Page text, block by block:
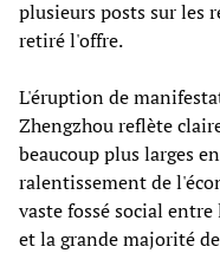
plusieurs posts sur les
retiré l'offre.
L'éruption de
Zhengzhou reflète
beaucoup plus larges
ralentissement de
vaste fossé social
et la grande majorité